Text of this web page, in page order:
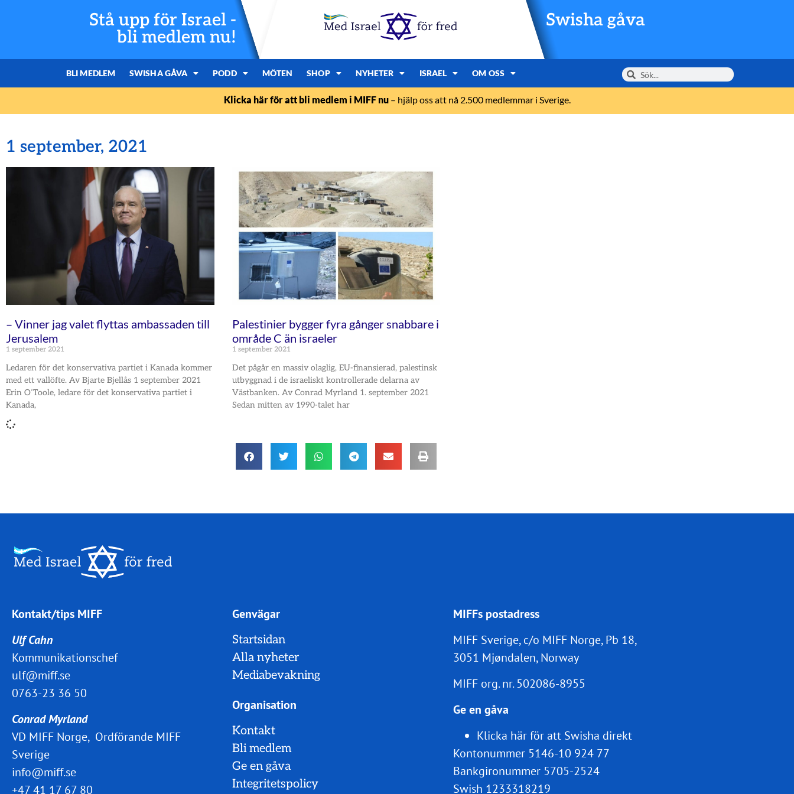
Stå upp för Israel -
bli medlem nu!
Swisha gåva
BLI MEDLEM SWISHA GÅVA PODD MÖTEN SHOP NYHETER ISRAEL OM OSS
Klicka här för att bli medlem i MIFF nu– hjälp oss att nå 2.500 medlemmar i Sverige.
1 september, 2021
– Vinner jag valet flyttas ambassaden till
Jerusalem
1 september 2021
Ledaren för det konservativa partiet i Kanada kommer
med ett vallöfte. Av Bjarte Bjellås 1 september 2021
Erin O’Toole, ledare för det konservativa partiet i
Kanada,
Palestinier bygger fyra gånger snabbare i
område C än israeler
1 september 2021
Det pågår en massiv olaglig, EU-finansierad, palestinsk
utbyggnad i de israeliskt kontrollerade delarna av
Västbanken. Av Conrad Myrland 1. september 2021
Sedan mitten av 1990-talet har
Kontakt/tips MIFF
Ulf Cahn
Kommunikationschef
ulf@miff.se
0763-23 36 50
Conrad Myrland
VD MIFF Norge, Ordförande MIFF
Sverige
info@miff.se
+47 41 17 67 80
Genvägar
Startsidan
Alla nyheter
Mediabevakning
Organisation
Kontakt
Bli medlem
Ge en gåva
Integritetspolicy
MIFFs postadress
MIFF Sverige, c/o MIFF Norge, Pb 18,
3051 Mjøndalen, Norway
MIFF org. nr.502086-8955
Ge en gåva
Klicka här för att Swisha direkt
Kontonummer 5146-10 924 77
Bankgironummer 5705-2524
Swish 1233318219